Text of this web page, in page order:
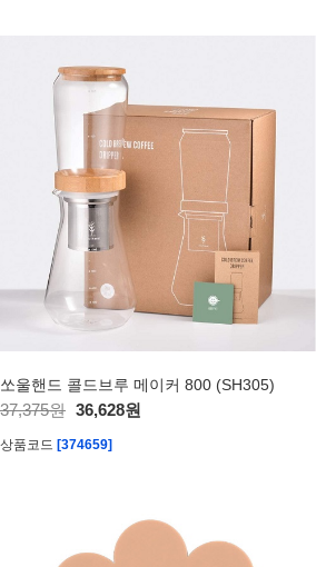
쏘울핸드 콜드브루 메이커 800 (SH305)
37,375원 36,628원
상품코드 [374659]